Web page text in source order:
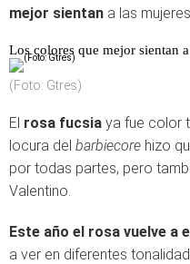
mejor sientan a las
Los colores que mejor sientan
(Foto: Gtres)
El rosa fucsia ya fue color
locura del barbiecore hizo
por todas partes, pero
Valentino.
Este año el rosa vuelve a
a ver en diferentes